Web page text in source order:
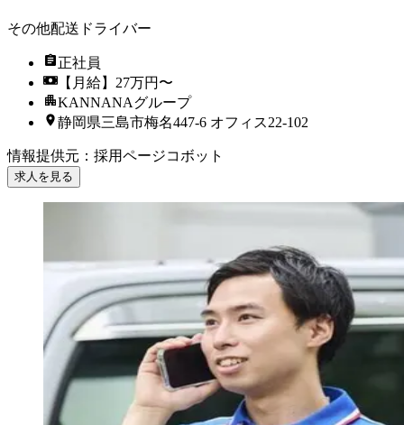
その他配送ドライバー
正社員
【月給】27万円〜
KANNANAグループ
静岡県三島市梅名447-6 オフィス22-102
情報提供元 ： 採用ページコボット
求人を見る